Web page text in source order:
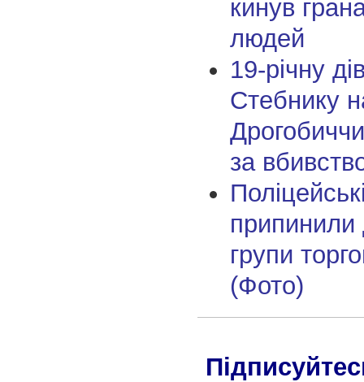
кинув
людей
19-річну
Стебнику
за
припинили
групи
(Фото)